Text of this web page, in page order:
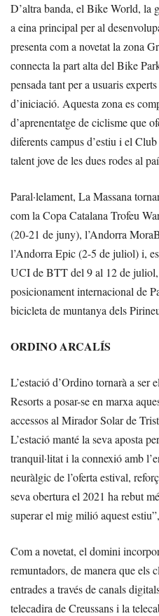
D’altra banda, el Bike World, la
a eina principal per al
presenta com a novetat la zona
connecta la part alta del Bike
pensada tant per a usuaris
d’iniciació. Aquesta zona es
d’aprenentatge de ciclisme que
diferents campus d’estiu i el
talent jove de les dues rodes al
Paral·lelament, La Massana
com la Copa Catalana Trofeu
(20-21 de juny), l’Andorra
l’Andorra Epic (2-5 de juliol) i,
UCI de BTT del 9 al 12 de juliol,
posicionament internacional de
bicicleta de muntanya dels
ORDINO ARCALÍS
L’estació d’Ordino tornarà a
Resorts a posar-se en marxa
accessos al Mirador Solar de
L’estació manté la seva aposta
tranquil·litat i la connexió amb
neuràlgic de l’oferta estival,
seva obertura el 2021 ha rebut
superar el mig milió aquest
Com a novetat, el domini
remuntadors, de manera que els
entrades a través de canals
telecadira de Creussans i la